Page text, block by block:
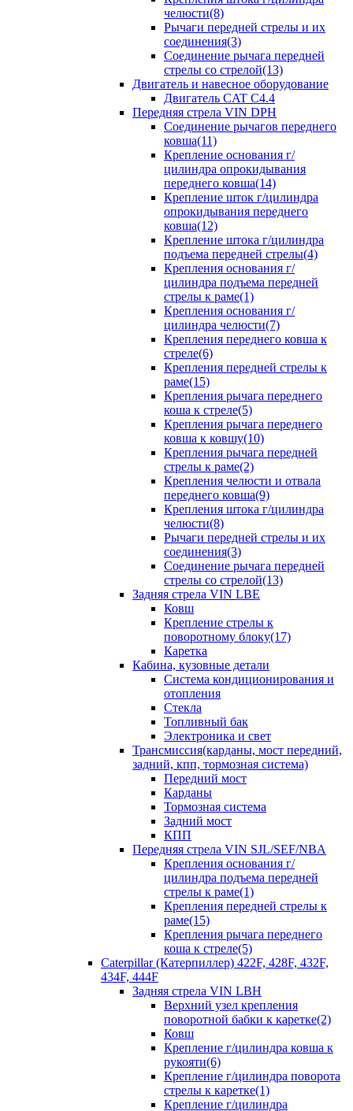
челюсти(8)
Рычаги передней стрелы и их
соединения(3)
Соединение рычага передней
стрелы со стрелой(13)
Двигатель и навесное оборудование
Двигатель CAT C4.4
Передняя стрела VIN DPH
Cоединение рычагов переднего
ковша(11)
Крепление основания г/
цилиндра опрокидывания
переднего ковша(14)
Крепление шток г/цилиндра
опрокидывания переднего
ковша(12)
Крепление штока г/цилиндра
подъема передней стрелы(4)
Крепления основания г/
цилиндра подъема передней
стрелы к раме(1)
Крепления основания г/
цилиндра челюсти(7)
Крепления переднего ковша к
стреле(6)
Крепления передней стрелы к
раме(15)
Крепления рычага переднего
коша к стреле(5)
Крепления рычага переднего
ковша к ковшу(10)
Крепления рычага передней
стрелы к раме(2)
Крепления челюсти и отвала
переднего ковша(9)
Крепления штока г/цилиндра
челюсти(8)
Рычаги передней стрелы и их
соединения(3)
Соединение рычага передней
стрелы со стрелой(13)
Задняя стрела VIN LBE
Ковш
Крепление стрелы к
поворотному блоку(17)
Каретка
Кабина, кузовные детали
Система кондиционирования и
отопления
Стекла
Топливный бак
Электроника и свет
Трансмиссия(карданы, мост передний,
задний, кпп, тормозная система)
Передний мост
Карданы
Тормозная система
Задний мост
КПП
Передняя стрела VIN SJL/SEF/NBA
Крепления основания г/
цилиндра подъема передней
стрелы к раме(1)
Крепления передней стрелы к
раме(15)
Крепления рычага переднего
коша к стреле(5)
Caterpillar (Катерпиллер) 422F, 428F, 432F,
434F, 444F
Задняя стрела VIN LBH
Верхний узел крепления
поворотной бабки к каретке(2)
Ковш
Крепление г/цилиндра ковша к
рукояти(6)
Крепление г/цилиндра поворота
стрелы к каретке(1)
Крепление г/цилиндра